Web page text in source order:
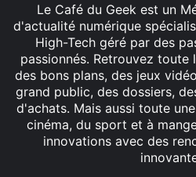
Le Café du Geek est un
d'actualité numérique
High-Tech géré par des
passionnés. Retrouvez
des bons plans, des jeux
grand public, des dossiers,
d'achats. Mais aussi toute
cinéma, du sport et à
innovations avec des